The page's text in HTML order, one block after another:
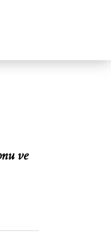
ve